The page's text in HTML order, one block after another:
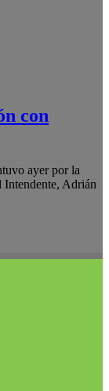
con
ayer por la
Intendente, Adrián